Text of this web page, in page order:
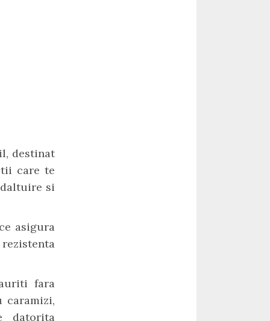
destinat
care te
si
asigura
fara
caramizi,
datorita